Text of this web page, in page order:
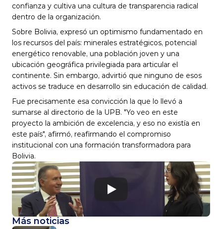
confianza y cultiva una cultura de transparencia radical
dentro de la organización.
Sobre Bolivia, expresó un optimismo fundamentado en
los recursos del país: minerales estratégicos, potencial
energético renovable, una población joven y una
ubicación geográfica privilegiada para articular el
continente. Sin embargo, advirtió que ninguno de esos
activos se traduce en desarrollo sin educación de calidad.
Fue precisamente esa convicción la que lo llevó a
sumarse al directorio de la UPB. "Yo veo en este
proyecto la ambición de excelencia, y eso no existía en
este país", afirmó, reafirmando el compromiso
institucional con una formación transformadora para
Bolivia.
Más noticias